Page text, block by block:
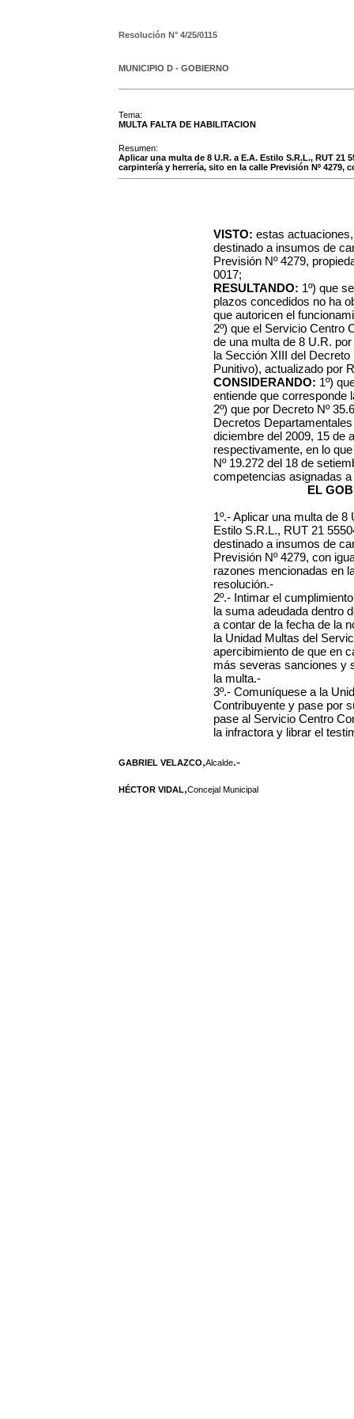
Resolución N° 4/25/0115
MUNICIPIO D - GOBIERNO
Tema:
MULTA FALTA DE HABILITACION
Resumen:
Aplicar una multa de 8 U.R. a E.A. Estilo S.R.L., RUT
carpintería y herrería, sito en la calle Previsión Nº
VISTO: estas
destinado a insumos de
Previsión Nº 4279,
0017;
RESULTANDO: 1º) que
plazos concedidos no ha
que autoricen el
2º) que el Servicio Centro
de una multa de 8 U.R.
la Sección XIII del
Punitivo), actualizado por
CONSIDERANDO: 1º)
entiende que corresponde
2º) que por Decreto Nº
Decretos
diciembre del 2009, 15 de
respectivamente, en lo
Nº 19.272 del 18 de
competencias asignadas
EL
1º.- Aplicar una multa de
Estilo S.R.L., RUT 21
destinado a insumos de
Previsión Nº 4279, con
razones mencionadas en
resolución.-
2º.- Intimar el
la suma adeudada dentro
a contar de la fecha de la
la Unidad Multas del
apercibimiento de que en
más severas sanciones y
la multa.-
3º.- Comuníquese a la
Contribuyente y pase por
pase al Servicio Centro
la infractora y librar el
GABRIEL VELAZCO,Alcalde.-
HÉCTOR VIDAL,Concejal Municipal